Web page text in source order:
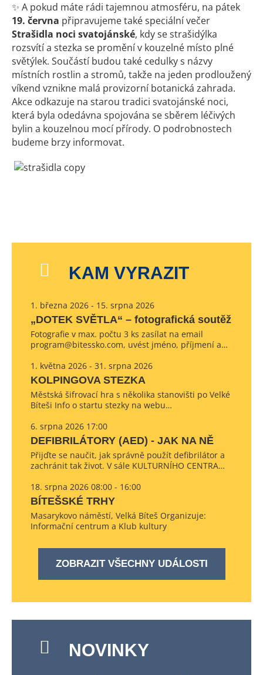
✨ A pokud máte rádi tajemnou atmosféru, na pátek
19. června připravujeme také speciální večer
Strašidla noci svatojánské, kdy se strašidýlka
rozsvítí a stezka se promění v kouzelné místo plné
světýlek. Součástí budou také cedulky s názvy
místních rostlin a stromů, takže na jeden prodloužený
víkend vznikne malá provizorní botanická zahrada.
Akce odkazuje na starou tradici svatojánské noci,
která byla odedávna spojována se sběrem léčivých
bylin a kouzelnou mocí přírody. O podrobnostech
budeme brzy informovat.
KAM VYRAZIT
1. března 2026 - 15. srpna 2026
„DOTEK SVĚTLA“ – fotografická soutěž
Fotografie v max. počtu 3 ks zasílat na email
program@bitessko.com, uvést jméno, příjmení a…
1. května 2026 - 31. srpna 2026
KOLPINGOVA STEZKA
Městská šifrovací hra s několika stanovišti po Velké
Bíteši Info o startu stezky na webu…
6. srpna 2026 17:00
DEFIBRILÁTORY (AED) - JAK NA NĚ
Přijďte se naučit, jak správně použít defibrilátor a
zachránit tak život. V sále KULTURNÍHO CENTRA…
18. srpna 2026 08:00 - 16:00
BÍTEŠSKÉ TRHY
Masarykovo náměstí, Velká Bíteš Organizuje:
Informační centrum a Klub kultury
ZOBRAZIT VŠECHNY UDÁLOSTI
NOVINKY